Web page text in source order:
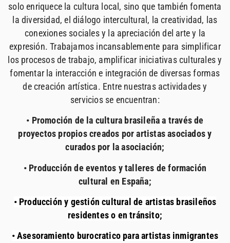
solo enriquece la cultura local, sino que también fomenta
la diversidad, el diálogo intercultural, la creatividad, las
conexiones sociales y la apreciación del arte y la
expresión. Trabajamos incansablemente para simplificar
los procesos de trabajo, amplificar iniciativas culturales y
fomentar la interacción e integración de diversas formas
de creación artística. Entre nuestras actividades y
servicios se encuentran:
• Promoción de la cultura brasileña a través de
proyectos propios creados por artistas asociados y
curados por la asociación;
• Producción de eventos y talleres de formación
cultural en España;
• Producción y gestión cultural de artistas brasileños
residentes o en tránsito;
• Asesoramiento burocratico para artistas inmigrantes